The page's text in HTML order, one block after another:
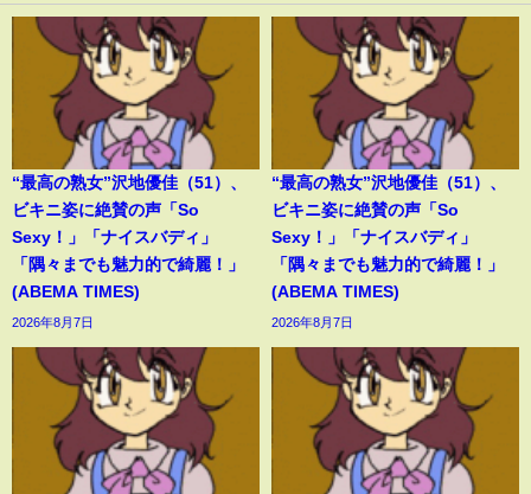
“最高の熟女”沢地優佳（51）、
ビキニ姿に絶賛の声「So
Sexy！」「ナイスバディ」
「隅々までも魅力的で綺麗！」
(ABEMA TIMES)
2026年8月7日
“最高の熟女”沢地優佳（51）、
ビキニ姿に絶賛の声「So
Sexy！」「ナイスバディ」
「隅々までも魅力的で綺麗！」
(ABEMA TIMES)
2026年8月7日